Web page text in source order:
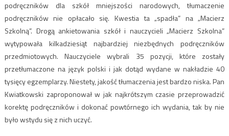
podręczników dla szkół mniejszości narodowych, tłumaczenie
podręczników nie opłacało się. Kwestia ta „spadła” na „Macierz
Szkolną”. Drogą ankietowania szkół i nauczycieli „Macierz Szkolna”
wytypowała kilkadziesiąt najbardziej niezbędnych podręczników
przedmiotowych. Nauczyciele wybrali 35 pozycji, które zostały
przetłumaczone na język polski i jak dotąd wydane w nakładzie 40
tysięcy egzemplarzy. Niestety, jakość tłumaczenia jest bardzo niska. Pan
Kwiatkowski zaproponował w jak najkrótszym czasie przeprowadzić
korektę podręczników i dokonać powtórnego ich wydania, tak by nie
było wstydu się z nich uczyć.